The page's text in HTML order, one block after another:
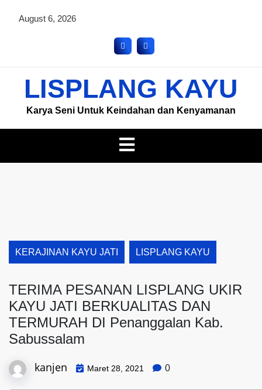
August 6, 2026
LISPLANG KAYU
Karya Seni Untuk Keindahan dan Kenyamanan
KERAJINAN KAYU JATI LISPLANG KAYU
TERIMA PESANAN LISPLANG UKIR
KAYU JATI BERKUALITAS DAN
TERMURAH DI Penanggalan Kab.
Sabussalam
kanjen Maret 28, 2021 0